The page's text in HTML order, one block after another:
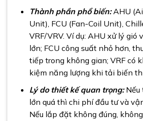
Thành phần phổ biến:AHU
Unit), FCU (Fan-Coil Unit),
VRF/VRV. Ví dụ: AHU xử lý gió
lớn; FCU công suất nhỏ hơn,
tiếp trong không gian; VRF có
kiệm năng lượng khi tải biến
Lý do thiết kế quan trọng:Nếu
lớn quá thì chi phí đầu tư và
Nếu lắp đặt không đúng,